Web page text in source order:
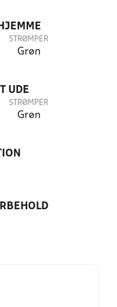
STRØMPER
Grøn
UDE
STRØMPER
Grøn